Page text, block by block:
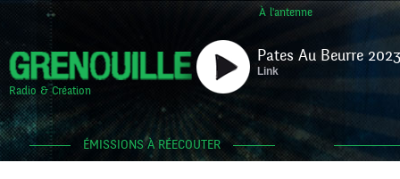
À l'antenne
Radio & Création
Pates Au Beurre
Link
ÉMISSIONS À RÉECOUTER